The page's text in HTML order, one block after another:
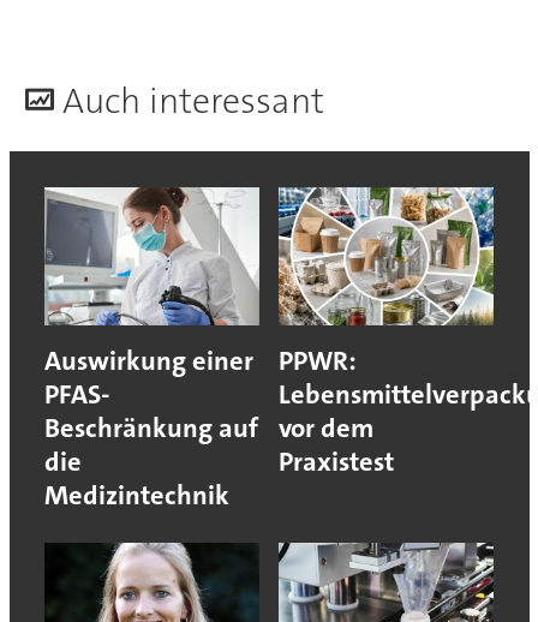
Auch interessant
Auswirkung einer
PFAS-
Beschränkung auf
die
Medizintechnik
PPWR:
vor dem
Praxistest